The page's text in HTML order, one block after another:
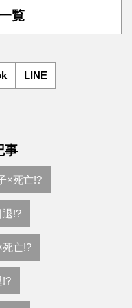
覧
LINE
事
×死亡!?
退!?
亡!?
!?